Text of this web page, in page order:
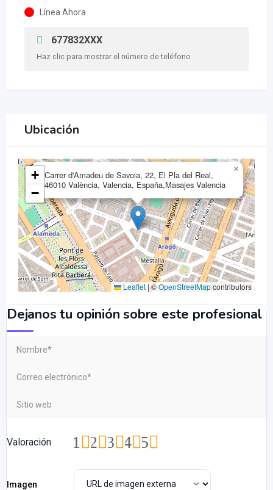
Línea Ahora
677832XXX
Haz clic para mostrar el número de teléfono
Ubicación
Carrer d'Amadeu de Savoia, 22, El Pla del Real,
46010 València, Valencia, España,Masajes Valencia
×
+
−
Leaflet|©OpenStreetMapcontributors
Dejanos tu opinión sobre este profesional
Valoración 5
4
3
2
1
Imagen